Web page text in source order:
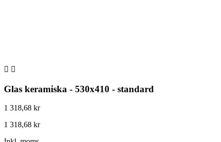
 
Glas keramiska - 530x410 - standard
1 318,68 kr
1 318,68 kr